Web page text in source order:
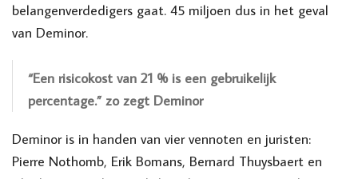
belangenverdedigers gaat. 45 miljoen dus in het geval
van Deminor.
“Een risicokost van 21 % is een gebruikelijk
percentage.” zo zegt Deminor
Deminor is in handen van vier vennoten en juristen:
Pierre Nothomb, Erik Bomans, Bernard Thuysbaert en